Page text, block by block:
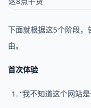
下面就根据这5个阶段
由。
首次体验
“我不知道这个网站